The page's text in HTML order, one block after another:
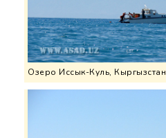
Озеро Иссык-Куль, Кыргызстан